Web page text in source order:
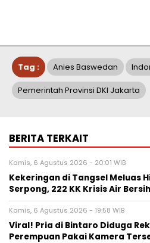
Tag : Anies Baswedan
Pemerintah Provinsi DKI Jakarta
BERITA TERKAIT
Kamis, 6 Agustus 2026 - 20:01 WIB
Kekeringan di Tangsel Meluas
Serpong, 222 KK Krisis Air Bersih
Kamis, 6 Agustus 2026 - 19:58 WIB
Viral! Pria di Bintaro Diduga
Perempuan Pakai Kamera